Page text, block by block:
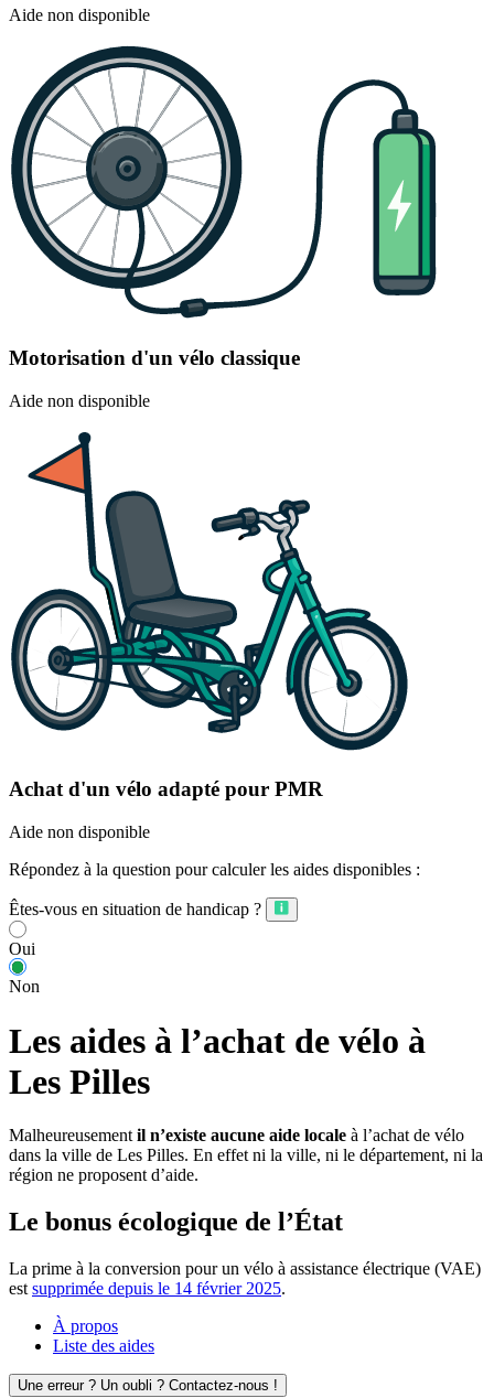
Aide non disponible
Motorisation d'un vélo classique
Aide non disponible
Achat d'un vélo adapté pour PMR
Aide non disponible
Répondez à la question pour calculer les aides disponibles :
Êtes-vous en situation de handicap ?
Oui
Non
Les aides à l’achat de vélo à
Les Pilles
Malheureusement il n’existe aucune aide locale à l’achat de vélo
dans la ville de Les Pilles. En effet ni la ville, ni le département, ni la
région ne proposent d’aide.
Le bonus écologique de l’État
La prime à la conversion pour un vélo à assistance électrique (VAE)
est supprimée depuis le 14 février 2025.
À propos
Liste des aides
Une erreur ? Un oubli ? Contactez-nous !